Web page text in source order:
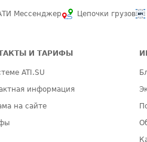
Мессенджер Цепочки грузов
И ТАРИФЫ
ATI.SU
информация
на сайте